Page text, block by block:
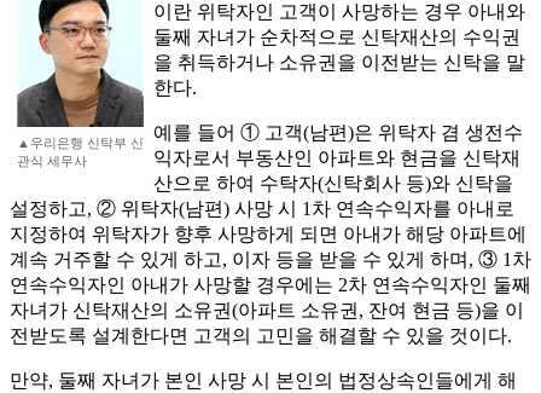
▲우리은행 신탁부 신
관식 세무사
이란 위탁자인 고객이 사망하는 경우 아내와
둘째 자녀가 순차적으로 신탁재산의 수익권
을 취득하거나 소유권을 이전받는 신탁을 말
한다.
예를 들어 ① 고객(남편)은 위탁자 겸 생전수
익자로서 부동산인 아파트와 현금을 신탁재
산으로 하여 수탁자(신탁회사 등)와 신탁을
설정하고, ② 위탁자(남편) 사망 시 1차 연속수익자를 아내로
지정하여 위탁자가 향후 사망하게 되면 아내가 해당 아파트에
계속 거주할 수 있게 하고, 이자 등을 받을 수 있게 하며, ③ 1차
연속수익자인 아내가 사망할 경우에는 2차 연속수익자인 둘째
자녀가 신탁재산의 소유권(아파트 소유권, 잔여 현금 등)을 이
전받도록 설계한다면 고객의 고민을 해결할 수 있을 것이다.
만약, 둘째 자녀가 본인 사망 시 본인의 법정상속인들에게 해